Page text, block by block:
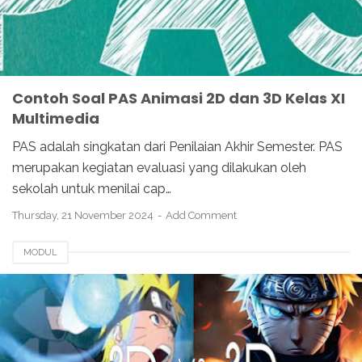
Contoh Soal PAS Animasi 2D dan 3D Kelas XI
Multimedia
PAS adalah singkatan dari Penilaian Akhir Semester. PAS
merupakan kegiatan evaluasi yang dilakukan oleh
sekolah untuk menilai cap…
Thursday, 21 November 2024 Add Comment
MODUL